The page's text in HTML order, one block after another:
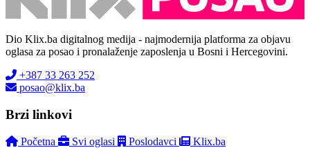
Dio Klix.ba digitalnog medija - najmodernija platforma za objavu
oglasa za posao i pronalaženje zaposlenja u Bosni i Hercegovini.
+387 33 263 252
posao@klix.ba
Brzi linkovi
Početna Svi oglasi Poslodavci Klix.ba